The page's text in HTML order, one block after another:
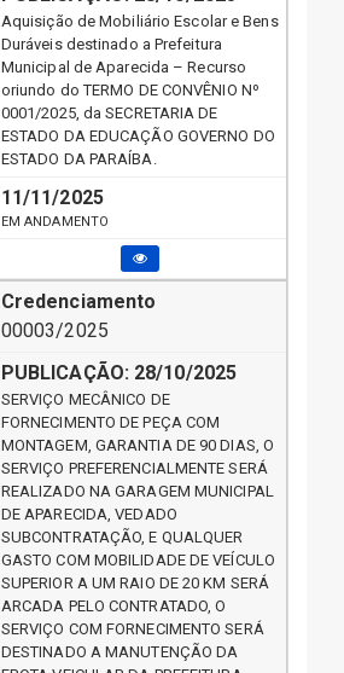
Aquisição de Mobiliário Escolar e Bens
Duráveis destinado a Prefeitura
Municipal de Aparecida – Recurso
oriundo do TERMO DE CONVÊNIO Nº
0001/2025, da SECRETARIA DE
ESTADO DA EDUCAÇÃO GOVERNO DO
ESTADO DA PARAÍBA.
11/11/2025
EM ANDAMENTO
Credenciamento
00003/2025
PUBLICAÇÃO: 28/10/2025
SERVIÇO MECÂNICO DE
FORNECIMENTO DE PEÇA COM
MONTAGEM, GARANTIA DE 90 DIAS, O
SERVIÇO PREFERENCIALMENTE SERÁ
REALIZADO NA GARAGEM MUNICIPAL
DE APARECIDA, VEDADO
SUBCONTRATAÇÃO, E QUALQUER
GASTO COM MOBILIDADE DE VEÍCULO
SUPERIOR A UM RAIO DE 20 KM SERÁ
ARCADA PELO CONTRATADO, O
SERVIÇO COM FORNECIMENTO SERÁ
DESTINADO A MANUTENÇÃO DA